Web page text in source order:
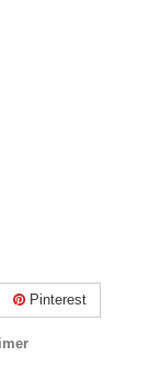
Pinterest